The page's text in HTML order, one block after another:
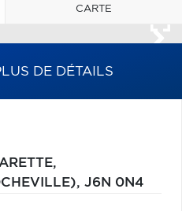
CARTE
DE DÉTAILS
J6N 0N4